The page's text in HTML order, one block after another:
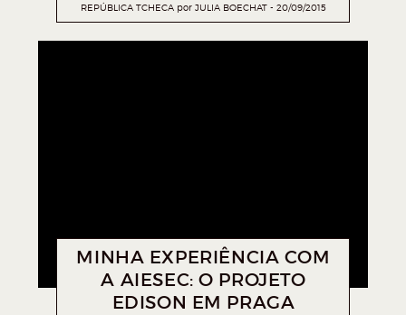
REPÚBLICA TCHECA por JULIA BOECHAT 20/09/2015
MINHA EXPERIÊNCIA COM
A AIESEC: O PROJETO
EDISON EM PRAGA